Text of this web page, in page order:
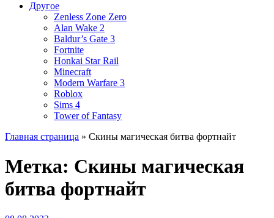
Другое
Zenless Zone Zero
Alan Wake 2
Baldur’s Gate 3
Fortnite
Honkai Star Rail
Minecraft
Modern Warfare 3
Roblox
Sims 4
Tower of Fantasy
Главная страница » Скины магическая битва фортнайт
Метка: Скины магическая
битва фортнайт